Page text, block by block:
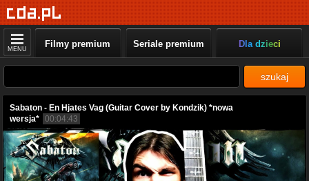
MENU Filmy premium Seriale premium Dla dzieci
szukaj
Sabaton - En Hjates Vag (Guitar Cover by Kondzik) *nowa
wersja* 00:04:43